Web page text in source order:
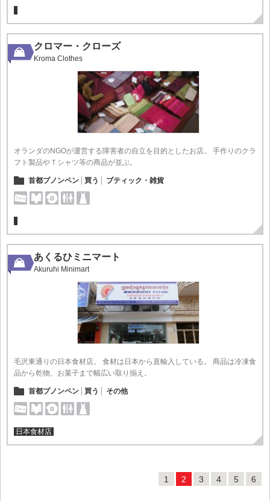
クロマー・クローズ
Kroma Clothes
オランダのNGOが運営する障害者の自立を目的としたお店。 手作りのクラ
フト製品やＴシャツ等の商品が並ぶ。
首都プノンペン 買う ブティック・雑貨
あくるひミニマート
Akuruhi Minimart
毛沢東通りの日本食材店。 食材は日本から直輸入している。 商品は冷凍食
品から乾物、お菓子まで幅広い取り揃え。
首都プノンペン 買う その他
日本食材店
1 2 3 4 5 6